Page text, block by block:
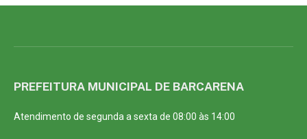
PREFEITURA MUNICIPAL DE BARCARENA
Atendimento de segunda a sexta de 08:00 às 14:00